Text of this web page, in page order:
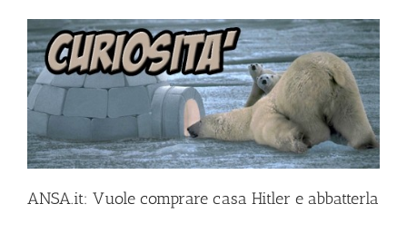
ANSA.it: Vuole comprare casa Hitler e abbatterla